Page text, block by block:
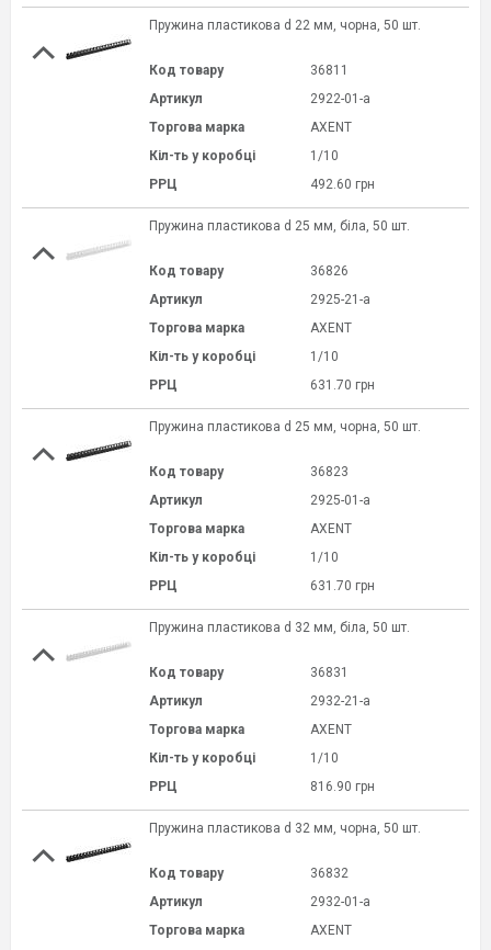
Пружина пластикова d 22 мм, чорна, 50 шт.
Код товару
36811
Артикул
2922-01-a
Торгова марка
AXENT
Кіл-ть у коробці
1/10
РРЦ
492.60 грн
Пружина пластикова d 25 мм, біла, 50 шт.
Код товару
36826
Артикул
2925-21-a
Торгова марка
AXENT
Кіл-ть у коробці
1/10
РРЦ
631.70 грн
Пружина пластикова d 25 мм, чорна, 50 шт.
Код товару
36823
Артикул
2925-01-a
Торгова марка
AXENT
Кіл-ть у коробці
1/10
РРЦ
631.70 грн
Пружина пластикова d 32 мм, біла, 50 шт.
Код товару
36831
Артикул
2932-21-a
Торгова марка
AXENT
Кіл-ть у коробці
1/10
РРЦ
816.90 грн
Пружина пластикова d 32 мм, чорна, 50 шт.
Код товару
36832
Артикул
2932-01-a
Торгова марка
AXENT